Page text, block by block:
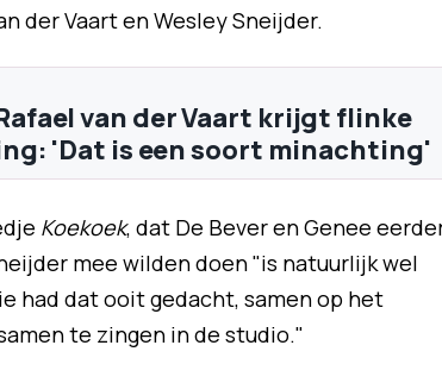
der Vaart en Wesley Sneijder.
van der Vaart krijgt flinke
'Dat is een soort minachting'
Koekoek, dat De Bever en Genee
mee wilden doen "is natuurlijk wel
had dat ooit gedacht, samen op het
te zingen in de studio."